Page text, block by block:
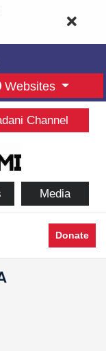
Websites
Channel
Media
Donate